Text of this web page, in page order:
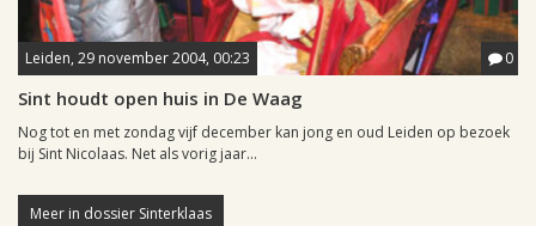
Leiden, 29 november 2004, 00:23 0
Sint houdt open huis in De Waag
Nog tot en met zondag vijf december kan jong en oud Leiden op bezoek
bij Sint Nicolaas. Net als vorig jaar...
Meer in dossier Sinterklaas